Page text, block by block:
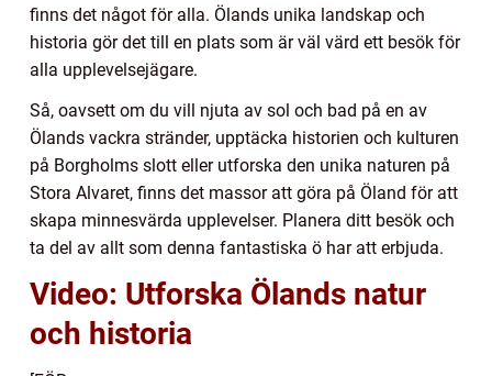
finns det något för alla. Ölands unika landskap och
historia gör det till en plats som är väl värd ett besök för
alla upplevelsejägare.
Så, oavsett om du vill njuta av sol och bad på en av
Ölands vackra stränder, upptäcka historien och kulturen
på Borgholms slott eller utforska den unika naturen på
Stora Alvaret, finns det massor att göra på Öland för att
skapa minnesvärda upplevelser. Planera ditt besök och
ta del av allt som denna fantastiska ö har att erbjuda.
Video: Utforska Ölands natur
och historia